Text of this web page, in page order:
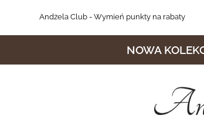
Andżela Club- Wymień punkty na rabaty
NOWA